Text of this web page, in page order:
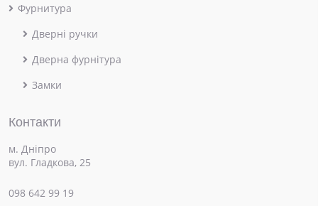
Фурнитура
Дверні ручки
Дверна фурнітура
Замки
Контакти
м. Дніпро
вул. Гладкова, 25
098 642 99 19